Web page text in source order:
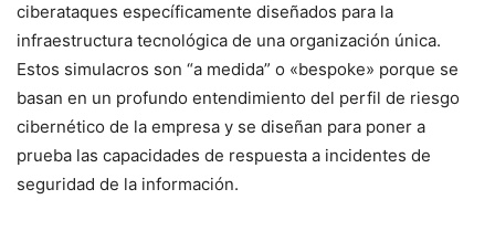
ciberataques específicamente diseñados para la
infraestructura tecnológica de una organización única.
Estos simulacros son “a medida” o «bespoke» ⁢porque se
basan en un profundo⁣ entendimiento del perfil de riesgo
cibernético ‍de la empresa y ⁤se diseñan para poner a
prueba las capacidades de respuesta a incidentes de
seguridad de la información.